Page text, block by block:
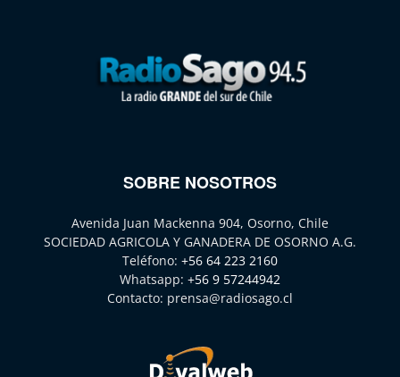
SOBRE NOSOTROS
Avenida Juan Mackenna 904, Osorno, Chile
SOCIEDAD AGRICOLA Y GANADERA DE OSORNO A.G.
Teléfono: +56 64 223 2160
Whatsapp: +56 9 57244942
Contacto: prensa@radiosago.cl